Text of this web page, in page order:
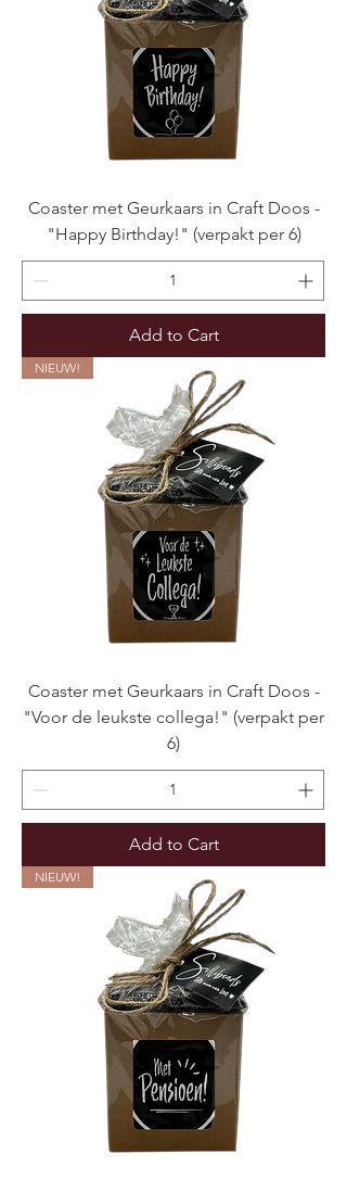
Coaster met Geurkaars in Craft Doos -
"Happy Birthday!" (verpakt per 6)
Add to Cart
NIEUW!
Coaster met Geurkaars in Craft Doos -
"Voor de leukste collega!" (verpakt per
6)
Add to Cart
NIEUW!